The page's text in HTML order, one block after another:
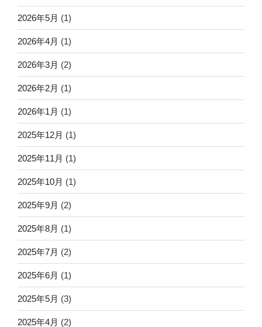
2026年5月 (1)
2026年4月 (1)
2026年3月 (2)
2026年2月 (1)
2026年1月 (1)
2025年12月 (1)
2025年11月 (1)
2025年10月 (1)
2025年9月 (2)
2025年8月 (1)
2025年7月 (2)
2025年6月 (1)
2025年5月 (3)
2025年4月 (2)